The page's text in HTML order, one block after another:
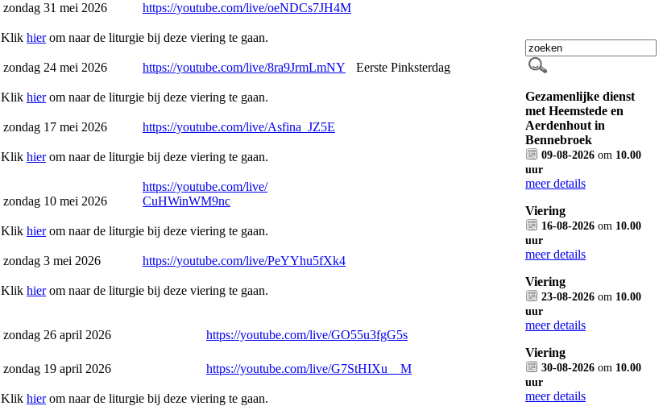
zondag 31 mei 2026 https://youtube.com/live/oeNDCs7JH4M
Klik hierom naar de liturgie bij deze viering te gaan.
zondag 24 mei 2026 https://youtube.com/live/8ra9JrmLmNY Eerste Pinksterdag
Klik hierom naar de liturgie bij deze viering te gaan.
zondag 17 mei 2026 https://youtube.com/live/Asfina_JZ5E
Klik hierom naar de liturgie bij deze viering te gaan.
zondag 10 mei 2026
https://youtube.com/live/
CuHWinWM9nc
Klik hierom naar de liturgie bij deze viering te gaan.
zondag 3 mei 2026 https://youtube.com/live/PeYYhu5fXk4
Klik hierom naar de liturgie bij deze viering te gaan.
zondag 26 april 2026 https://youtube.com/live/GO55u3fgG5s
zondag 19 april 2026 https://youtube.com/live/G7StHIXu__M
Klik hierom naar de liturgie bij deze viering te gaan.
Gezamenlijke dienst
met Heemstede en
Aerdenhout in
Bennebroek
09-08-2026 om 10.00
uur
meer details
Viering
16-08-2026 om 10.00
uur
meer details
Viering
23-08-2026 om 10.00
uur
meer details
Viering
30-08-2026 om 10.00
uur
meer details